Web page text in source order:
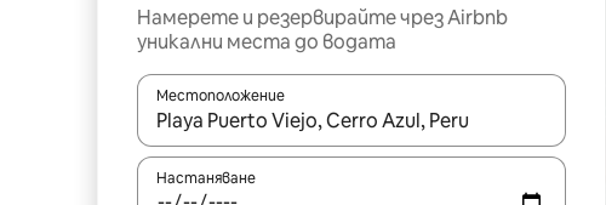
Намерете и резервирайте чрез Airbnb
уникални места до водата
Местоположение
Когато резултатите се покажат, използвайте
Настаняване